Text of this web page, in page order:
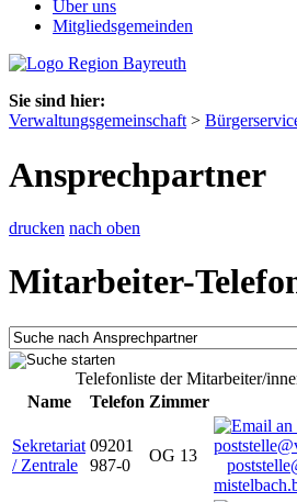
Über uns
Mitgliedsgemeinden
Sie sind hier:
Verwaltungsgemeinschaft >
Ansprechpartner
drucken nach oben
Mitarbeiter-
Telefonliste der Mitarbeiter/
Name
Telefon Zimmer
Sekretariat
/ Zentrale
09201
987-0
OG 13